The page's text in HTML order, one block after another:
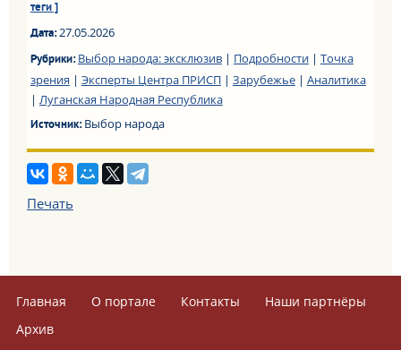
теги ]
Дата:27.05.2026
Рубрики:Выбор народа: эксклюзив| Подробности| Точка
зрения | Эксперты Центра ПРИСП| Зарубежье| Аналитика
| Луганская Народная Республика
Источник:Выбор народа
Печать
Главная О портале Контакты
Наши партнёры
Архив